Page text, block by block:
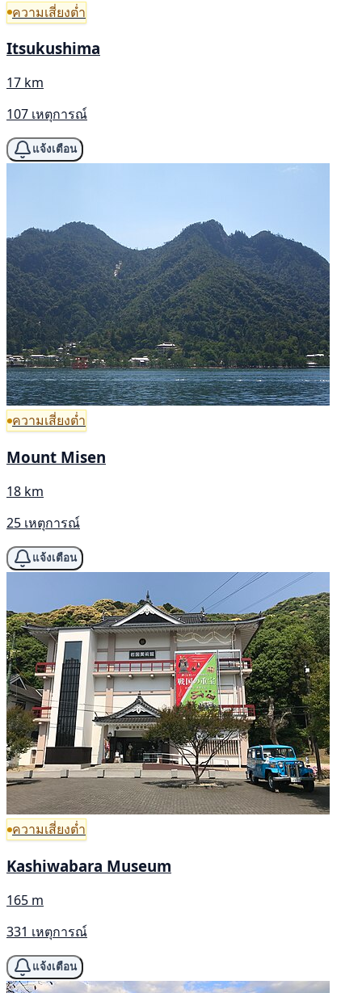
ความเสี่ยงต่ำ
Itsukushima
17 km
107 เหตุการณ์
แจ้งเตือน
ความเสี่ยงต่ำ
Mount Misen
18 km
25 เหตุการณ์
แจ้งเตือน
ความเสี่ยงต่ำ
Kashiwabara Museum
165 m
331 เหตุการณ์
แจ้งเตือน